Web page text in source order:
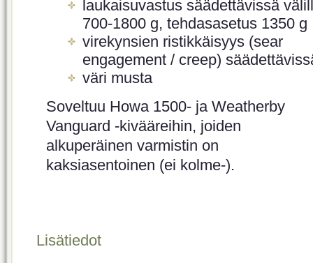
laukaisuvastus säädettävissä
700-1800 g, tehdasasetus 1350 g
virekynsien ristikkäisyys (sear
engagement / creep)
väri musta
Soveltuu Howa 1500- ja Weatherby
Vanguard -kivääreihin, joiden
alkuperäinen varmistin on
kaksiasentoinen (ei kolme-).
Lisätiedot